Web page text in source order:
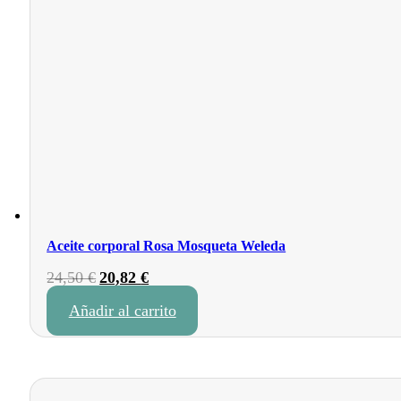
Aceite corporal Rosa Mosqueta Weleda
24,50€ El
original
era:
20,82€El
actual
es:
Añadir al carrito